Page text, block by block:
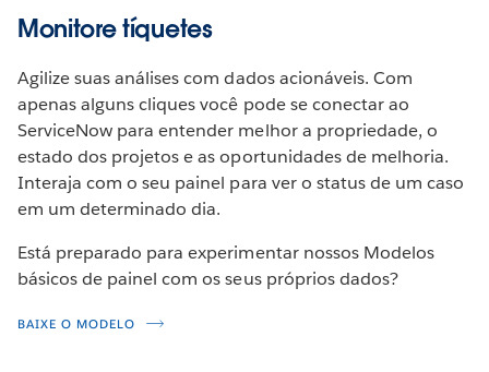
Monitore tíquetes
Agilize suas análises com dados acionáveis. Com
apenas alguns cliques você pode se conectar ao
ServiceNow para entender melhor a propriedade, o
estado dos projetos e as oportunidades de melhoria.
Interaja com o seu painel para ver o status de um caso
em um determinado dia.
Está preparado para experimentar nossos Modelos
básicos de painel com os seus próprios dados?
BAIXE O MODELO